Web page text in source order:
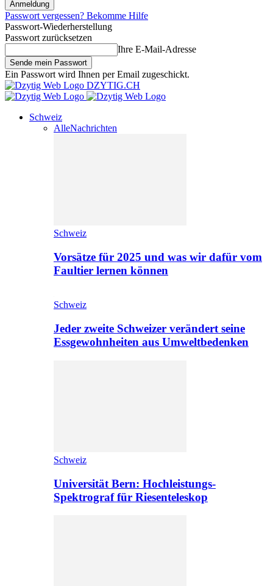
Passwort vergessen? Bekomme Hilfe
Passwort-Wiederherstellung
Passwort zurücksetzen
Ihre E-Mail-Adresse
Ein Passwort wird Ihnen per Email zugeschickt.
DZYTIG.CH
Schweiz
AlleNachrichten
Schweiz
Vorsätze für 2025 und was wir dafür vom
Faultier lernen können
Schweiz
Jeder zweite Schweizer verändert seine
Essgewohnheiten aus Umweltbedenken
Schweiz
Universität Bern: Hochleistungs-
Spektrograf für Riesenteleskop